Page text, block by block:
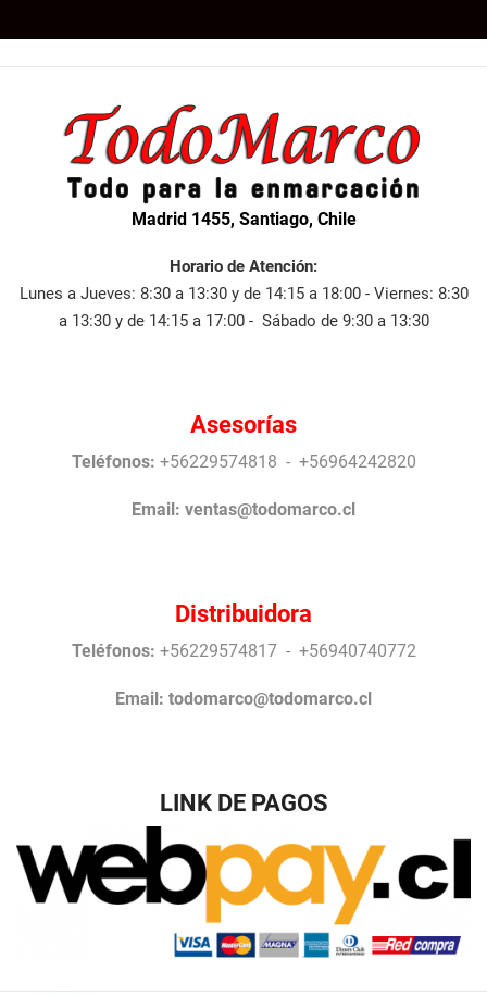
Madrid 1455, Santiago, Chile
Horario de Atención:
Lunes a Jueves: 8:30 a 13:30 y de 14:15 a 18:00 - Viernes: 8:30
a 13:30 y de 14:15 a 17:00 - Sábado de 9:30 a 13:30
Asesorías
Teléfonos: +56229574818 - +56964242820
Email: ventas@todomarco.cl
Distribuidora
Teléfonos: +56229574817 - +56940740772
Email: todomarco@todomarco.cl
LINK DE PAGOS